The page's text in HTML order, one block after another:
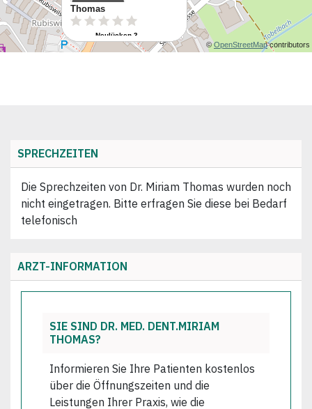
SPRECHZEITEN
Die Sprechzeiten von Dr. Miriam Thomas wurden noch
nicht eingetragen. Bitte erfragen Sie diese bei Bedarf
telefonisch
ARZT-INFORMATION
SIE SIND DR. MED. DENT.MIRIAM
THOMAS?
Informieren Sie Ihre Patienten kostenlos
über die Öffnungszeiten und die
Leistungen Ihrer Praxis, wie die